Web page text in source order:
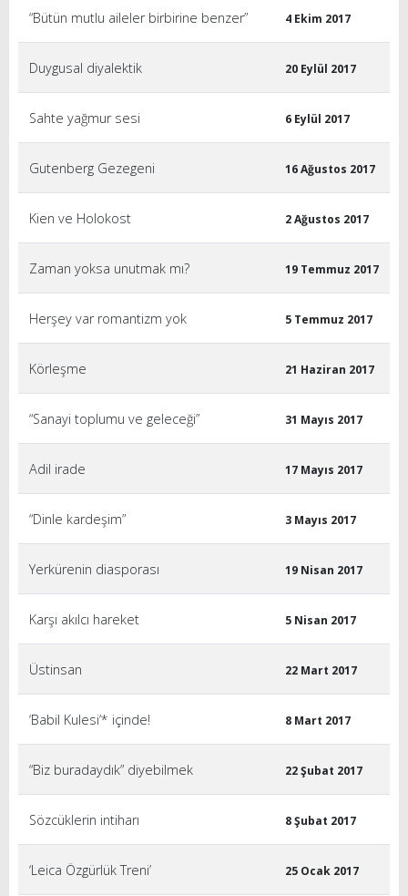
“Bütün mutlu aileler birbirine benzer” 4 Ekim 2017
Duygusal diyalektik 20 Eylül 2017
Sahte yağmur sesi 6 Eylül 2017
Gutenberg Gezegeni 16 Ağustos 2017
Kien ve Holokost 2 Ağustos 2017
Zaman yoksa unutmak mı? 19 Temmuz 2017
Herşey var romantizm yok 5 Temmuz 2017
Körleşme 21 Haziran 2017
“Sanayi toplumu ve geleceği” 31 Mayıs 2017
Adil irade 17 Mayıs 2017
“Dinle kardeşim” 3 Mayıs 2017
Yerkürenin diasporası 19 Nisan 2017
Karşı akılcı hareket 5 Nisan 2017
Üstinsan 22 Mart 2017
‘Babil Kulesi’* içinde! 8 Mart 2017
“Biz buradaydık” diyebilmek 22 Şubat 2017
Sözcüklerin intiharı 8 Şubat 2017
‘Leica Özgürlük Treni’ 25 Ocak 2017